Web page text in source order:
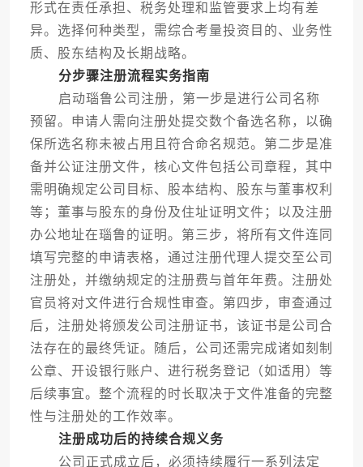
形式在责任承担、税务处理和监管要求上均有差
异。选择何种类型，需综合考量投资目的、业务性
质、股东结构及长期战略。
分步骤注册流程实务指南
启动瑙鲁公司注册，第一步是进行公司名称
预留。申请人需向注册处提交数个备选名称，以确
保所选名称未被占用且符合命名规范。第二步是准
备并公证注册文件，核心文件包括公司章程，其中
需明确规定公司目标、股本结构、股东与董事权利
等；董事与股东的身份及住址证明文件；以及注册
办公地址在瑙鲁的证明。第三步，将所有文件连同
填写完整的申请表格，通过注册代理人提交至公司
注册处，并缴纳规定的注册费与首年年费。注册处
官员将对文件进行合规性审查。第四步，审查通过
后，注册处将颁发公司注册证书，该证书是公司合
法存在的最终凭证。随后，公司还需完成诸如刻制
公章、开设银行账户、进行税务登记（如适用）等
后续事宜。整个流程的时长取决于文件准备的完整
性与注册处的工作效率。
注册成功后的持续合规义务
公司正式成立后，必须持续履行一系列法定